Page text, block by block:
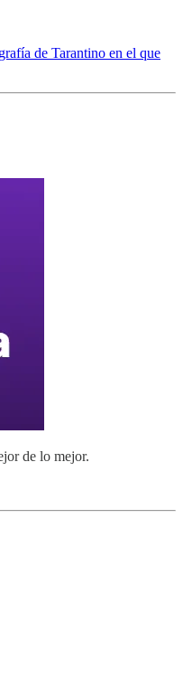
de Tarantino en el que
de lo mejor.